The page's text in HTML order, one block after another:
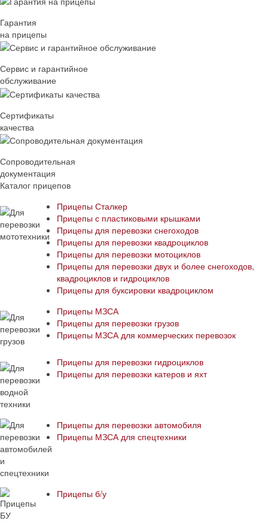
Гарантия
на прицепы
Сервис и гарантийное
обслуживание
Сертификаты
качества
Сопроводительная
документация
Каталог прицепов
Прицепы Сталкер
Прицепы с пластиковыми крышками
Прицепы для перевозки снегоходов
Прицепы для перевозки квадроциклов
Прицепы для перевозки мотоциклов
Прицепы для перевозки двух и более снегоходов,
квадроциклов и гидроциклов
Прицепы для буксировки квадроциклом
Прицепы МЗСА
Прицепы для перевозки грузов
Прицепы МЗСА для коммерческих перевозок
Прицепы для перевозки гидроциклов
Прицепы для перевозки катеров и яхт
Прицепы для перевозки автомобиля
Прицепы МЗСА для спецтехники
Прицепы б/у